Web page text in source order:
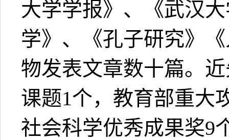
大学学报》、《武汉
学》、《孔子研究》
物发表文章数十篇。
课题1个，教育部重大
社会科学优秀成果奖9